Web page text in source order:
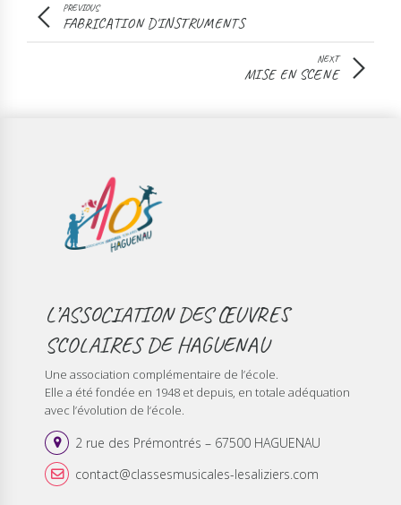
PREVIOUS
FABRICATION D'INSTRUMENTS
NEXT
MISE EN SCENE
L’ASSOCIATION DES ŒUVRES
SCOLAIRES DE HAGUENAU
Une association complémentaire de l’école.
Elle a été fondée en 1948 et depuis, en totale adéquation
avec l’évolution de l‘école.
2 rue des Prémontrés – 67500 HAGUENAU
contact@classesmusicales-lesaliziers.com